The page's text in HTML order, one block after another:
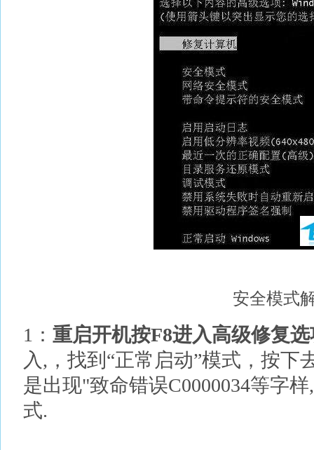
安全模式
1： 重启开机按F8进入高级修复
入,，找到“正常启动”模式，按下
是出现"致命错误C0000034等字
式.